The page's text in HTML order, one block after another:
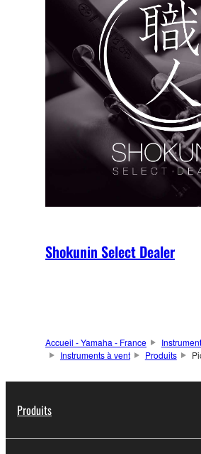
Shokunin Select Dealer
Accueil - Yamaha - France
Instruments à vent
Produits
Produits